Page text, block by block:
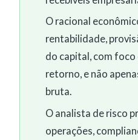
O racional
rentabilidade,
do capital, com
retorno, e não
bruta.
O analista de risco
operações,